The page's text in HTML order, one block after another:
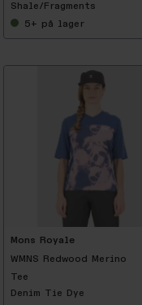
Shale/Fragments
5+ på lager
Mons Royale
WMNS Redwood Merino
Tee
Denim Tie Dye